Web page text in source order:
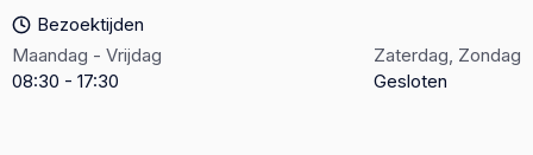
Bezoektijden
Maandag - Vrijdag
08:30 - 17:30
Zaterdag, Zondag
Gesloten